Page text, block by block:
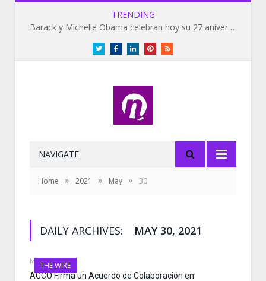
TRENDING
Barack y Michelle Obama celebran hoy su 27 aniversario de bodas
TwitterFacebookLinkedInPinterestRSS
NAVIGATE
Home » 2021 » May » 30
DAILY ARCHIVES: MAY 30, 2021
THE WIRE
MAY 30, 2021
AGCO Firma un Acuerdo de Colaboración en